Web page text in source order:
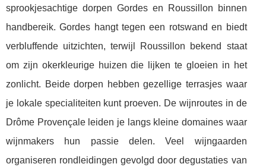
sprookjesachtige dorpen Gordes en Roussillon binnen
handbereik. Gordes hangt tegen een rotswand en biedt
verbluffende uitzichten, terwijl Roussillon bekend staat
om zijn okerkleurige huizen die lijken te gloeien in het
zonlicht. Beide dorpen hebben gezellige terrasjes waar
je lokale specialiteiten kunt proeven. De wijnroutes in de
Drôme Provençale leiden je langs kleine domaines waar
wijnmakers hun passie delen. Veel wijngaarden
organiseren rondleidingen gevolgd door degustaties van